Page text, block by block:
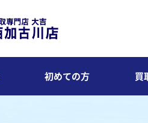
初めての方 買